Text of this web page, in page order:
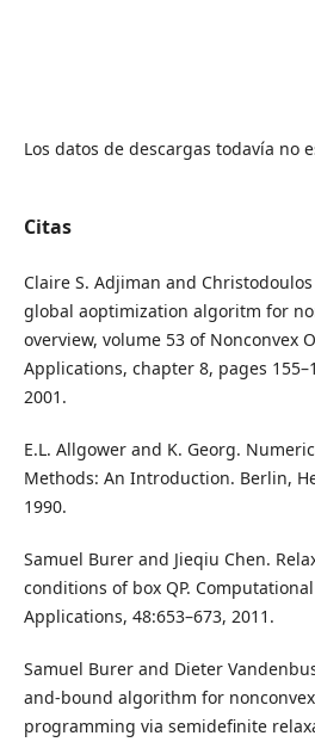
Los datos de descargas todavía no
Citas
Claire S. Adjiman and
global aoptimization algoritm for
overview, volume 53 of Nonconvex
Applications, chapter 8, pages
2001.
E.L. Allgower and K. Georg.
Methods: An Introduction. Berlin,
1990.
Samuel Burer and Jieqiu Chen.
conditions of box QP.
Applications, 48:653–673, 2011.
Samuel Burer and Dieter
and-bound algorithm for
programming via semidefinite